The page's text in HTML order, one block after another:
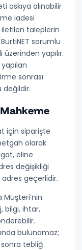
askıya alınabilir
iadesi
taleplerin
sorumlu
yapılır.
sonrası
değildir.
için siparişte
olarak
eline
değişikliği
geçerlidir.
Müşteri’nin
bilgi, ihtar,
bulunamaz;
tebliğ